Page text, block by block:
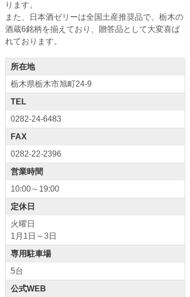
o
o
k
ります。
また、日本酒ゼリーは全国土産推奨品で、栃木の
酒蔵6銘柄を揃えており、贈答品として大変喜ば
れております。
所在地
栃木県栃木市旭町24-9
TEL
0282-24-6483
FAX
0282-22-2396
営業時間
10:00～19:00
定休日
火曜日
1月1日～3日
専用駐車場
5台
公式WEB